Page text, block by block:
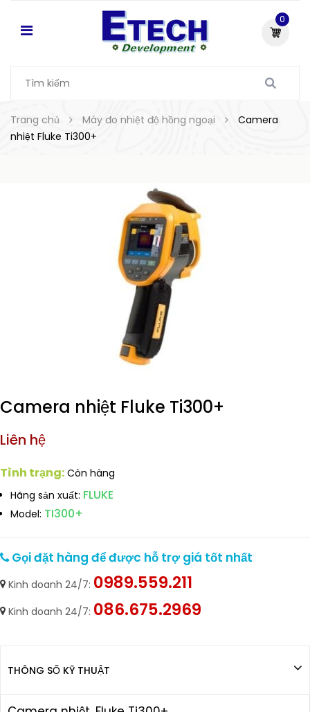
0
Trang chủ Máy đo nhiệt độ hồng ngoại
Camera
nhiệt Fluke Ti300+
Camera nhiệt Fluke Ti300+
Liên hệ
Tình trạng: Còn hàng
Hãng sản xuất: FLUKE
Model: TI300+
Gọi đặt hàng để được hỗ trợ giá tốt nhất
Kinh doanh 24/7: 0989.559.211
Kinh doanh 24/7: 086.675.2969
THÔNG SỐ KỸ THUẬT